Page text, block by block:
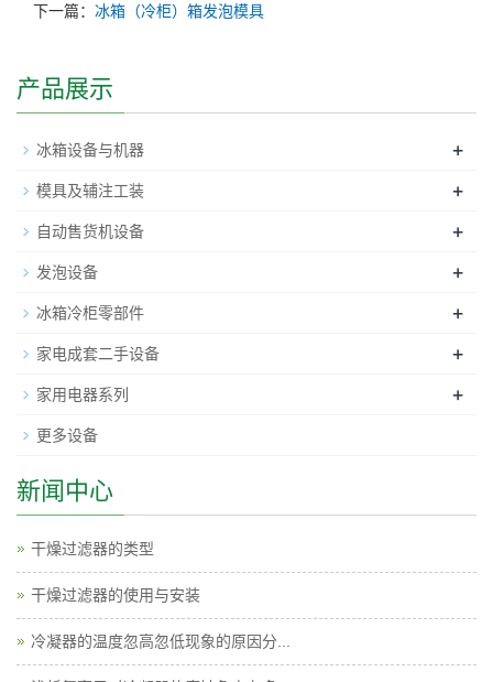
下一篇： 冰箱（冷柜）箱发泡模具
产品展示
冰箱设备与机器 +
模具及辅注工装 +
自动售货机设备 +
发泡设备 +
冰箱冷柜零部件 +
家电成套二手设备 +
家用电器系列 +
更多设备
新闻中心
干燥过滤器的类型
干燥过滤器的使用与安装
冷凝器的温度忽高忽低现象的原因分...